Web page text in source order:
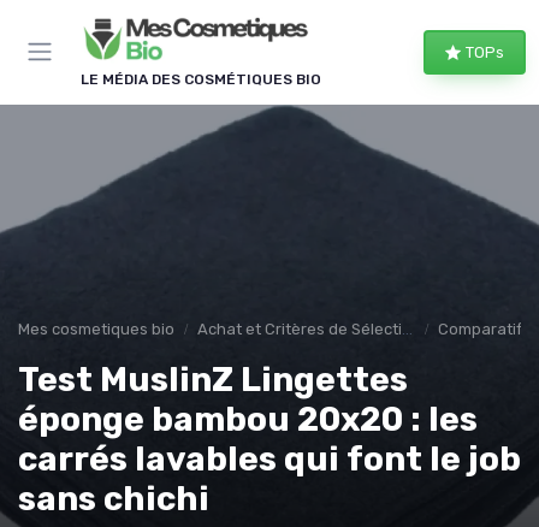
LE MÉDIA DES COSMÉTIQUES BIO
TOPs
Mes cosmetiques bio Achat et Critères de Sélection Comparatifs
Test MuslinZ Lingettes
éponge bambou 20x20 : les
carrés lavables qui font le job
sans chichi
Panneau de gestion des cookies